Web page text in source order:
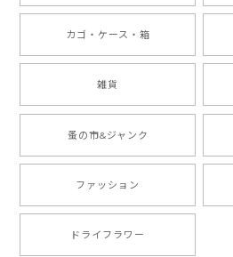
カゴ・ケース・箱
雑貨
蚤の市&ジャンク
ファッション
ドライフラワー